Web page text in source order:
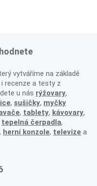
vytváříme na základě
recenze a testy z
u nás rýžovary,
, sušičky, myčky
, tablety, kávovary,
tepelná čerpadla,
, herní konzole, televize a